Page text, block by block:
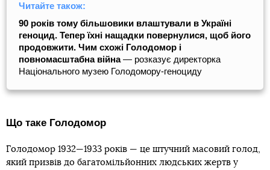
Читайте також:
90 років тому більшовики влаштували в Україні
геноцид. Тепер їхні нащадки повернулися, щоб його
продовжити. Чим схожі Голодомор і
повномасштабна війна— розказує директорка
Національного музею Голодомору-геноциду
Що таке Голодомор
Голодомор 1932—1933 років — це штучний масовий голод,
який призвів до багатомільйонних людських жертв у